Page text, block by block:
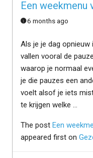
Een weekmenu
6 months ago
Als je je dag
vallen vooral de
waarop je normaal
je die pauzes een
voelt alsof je iets
te krijgen welke …
The post Een
appeared first on